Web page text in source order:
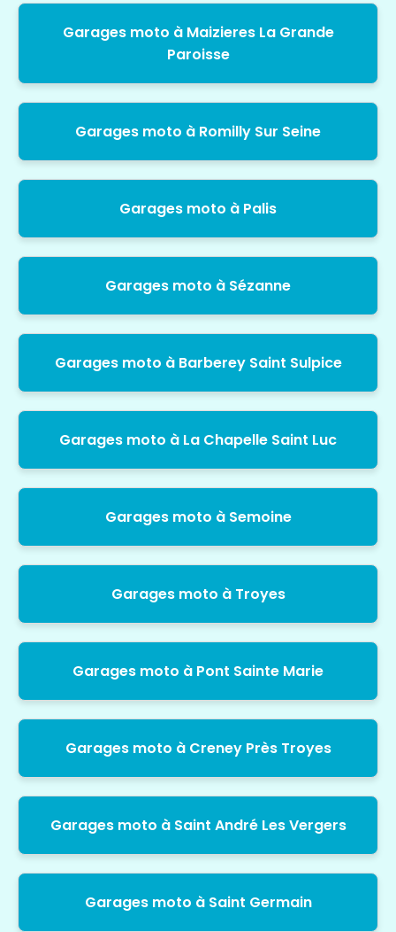
Garages moto à Maizieres La Grande
Paroisse
Garages moto à Romilly Sur Seine
Garages moto à Palis
Garages moto à Sézanne
Garages moto à Barberey Saint Sulpice
Garages moto à La Chapelle Saint Luc
Garages moto à Semoine
Garages moto à Troyes
Garages moto à Pont Sainte Marie
Garages moto à Creney Près Troyes
Garages moto à Saint André Les Vergers
Garages moto à Saint Germain